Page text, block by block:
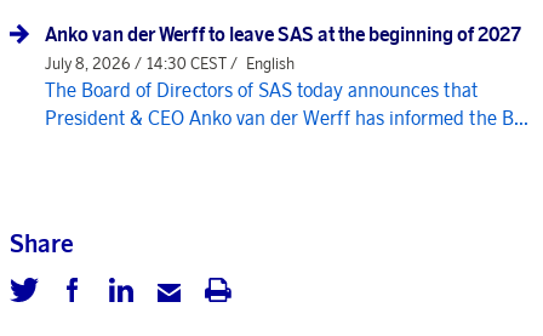
Anko van der Werff to leave SAS at the beginning of 2027
July 8, 2026 / 14:30 CEST / English
The Board of Directors of SAS today announces that
President & CEO Anko van der Werff has informed the B...
Share